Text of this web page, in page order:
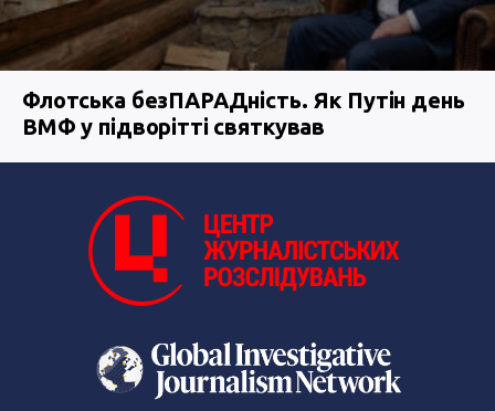
Флотська безПАРАДність. Як Путін день
ВМФ у підворітті святкував